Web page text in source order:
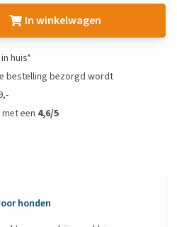
In winkelwagen
in huis*
bestelling bezorgd wordt
een 4,6/5
honden